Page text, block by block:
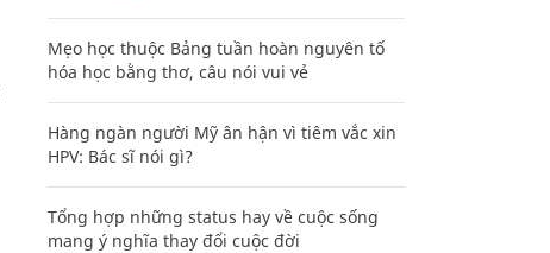
Mẹo học thuộc Bảng tuần hoàn nguyên tố
hóa học bằng thơ, câu nói vui vẻ
Hàng ngàn người Mỹ ân hận vì tiêm vắc xin
HPV: Bác sĩ nói gì?
Tổng hợp những status hay về cuộc sống
mang ý nghĩa thay đổi cuộc đời